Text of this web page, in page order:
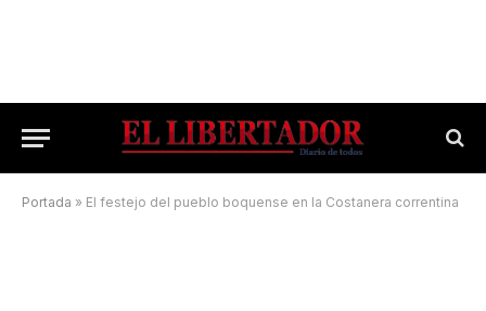
Portada » El festejo del pueblo boquense en la Costanera correntina